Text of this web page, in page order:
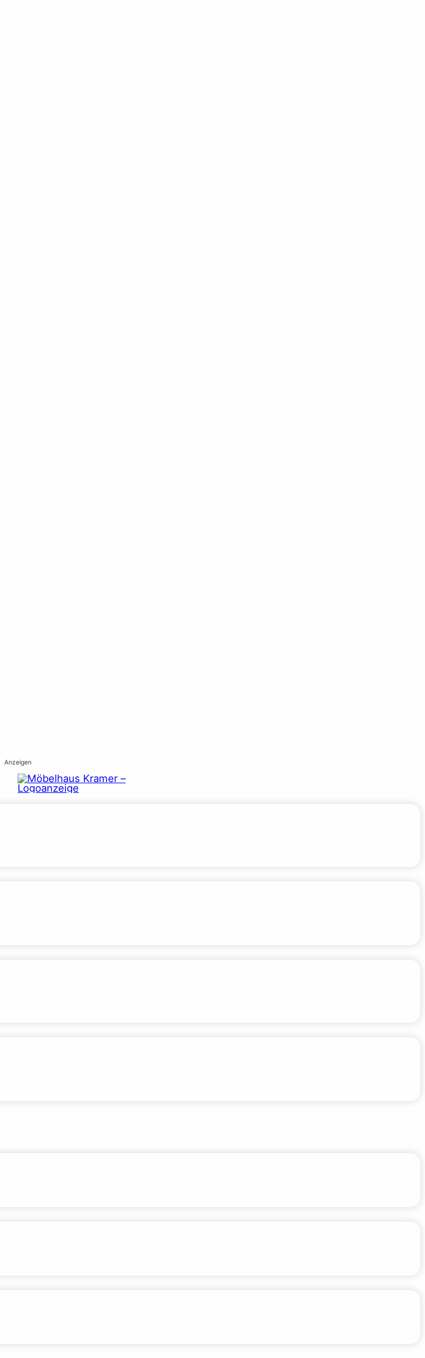
Anzeigen